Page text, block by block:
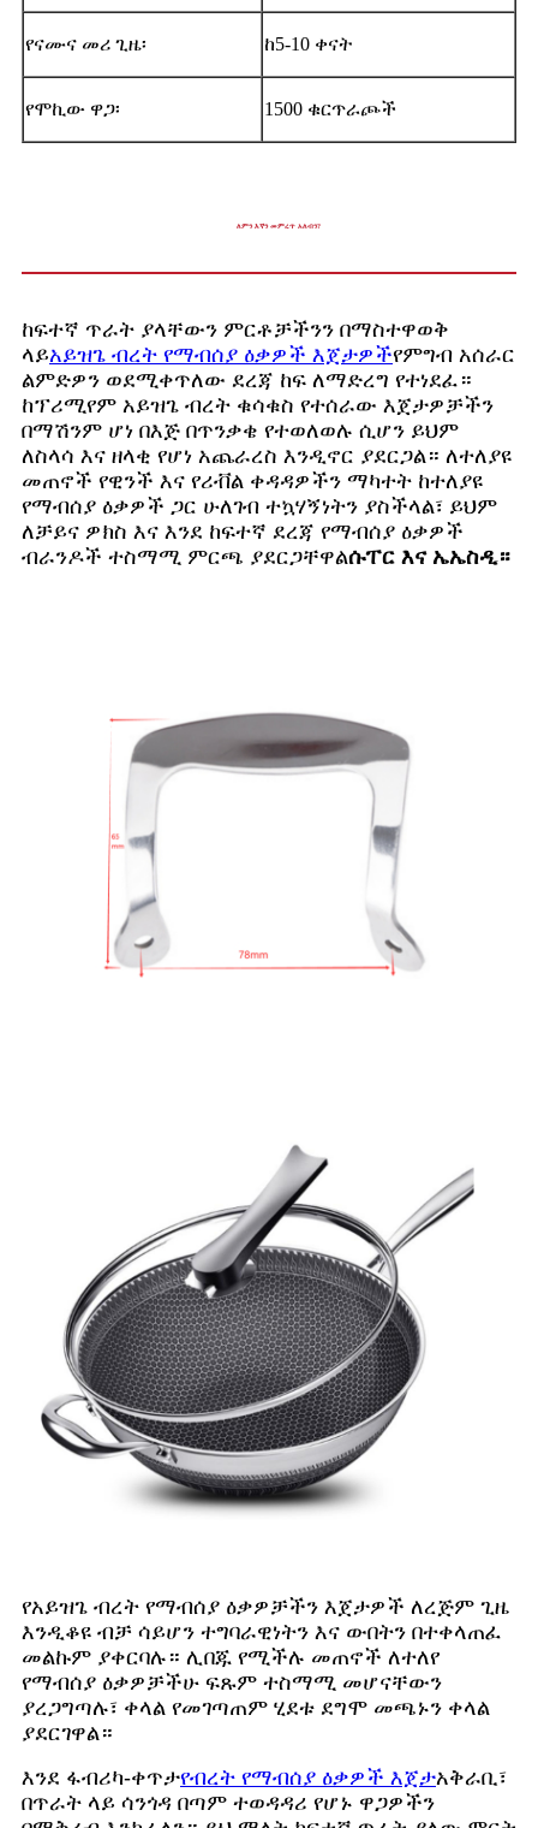
የናሙና መሪ ጊዜ፡ ከ5-10 ቀናት
የሞኪው ዋጋ፡ 1500 ቁርጥራጮች
ለምን እኛን መምረጥ አለብን?
ከፍተኛ ጥራት ያላቸውን ምርቶቻችንን በማስተዋወቅ
ላይአይዝጌ ብረት የማብሰያ ዕቃዎች እጀታዎችየምግብ አሰራር
ልምድዎን ወደሚቀጥለው ደረጃ ከፍ ለማድረግ የተነደፈ።
ከፕሪሚየም አይዝጌ ብረት ቁሳቁስ የተሰራው እጀታዎቻችን
በማሽንም ሆነ በእጅ በጥንቃቄ የተወለወሉ ሲሆን ይህም
ለስላሳ እና ዘላቂ የሆነ አጨራረስ እንዲኖር ያደርጋል። ለተለያዩ
መጠኖች የዊንች እና የሪቭል ቀዳዳዎችን ማካተት ከተለያዩ
የማብሰያ ዕቃዎች ጋር ሁለገብ ተኳሃኝነትን ያስችላል፣ ይህም
ለቻይና ዎክስ እና እንደ ከፍተኛ ደረጃ የማብሰያ ዕቃዎች
ብራንዶች ተስማሚ ምርጫ ያደርጋቸዋልሱፐር እና ኤኤስዲ።
የአይዝጌ ብረት የማብሰያ ዕቃዎቻችን እጀታዎች ለረጅም ጊዜ
እንዲቆዩ ብቻ ሳይሆን ተግባራዊነትን እና ውበትን በተቀላጠፈ
መልኩም ያቀርባሉ። ሊበጁ የሚችሉ መጠኖች ለተለየ
የማብሰያ ዕቃዎቻችሁ ፍጹም ተስማሚ መሆናቸውን
ያረጋግጣሉ፣ ቀላል የመገጣጠም ሂደቱ ደግሞ መጫኑን ቀላል
ያደርገዋል።
እንደ ፋብሪካ-ቀጥታየብረት የማብሰያ ዕቃዎች እጀታአቅራቢ፣
በጥራት ላይ ሳንጎዳ በጣም ተወዳዳሪ የሆኑ ዋጋዎችን